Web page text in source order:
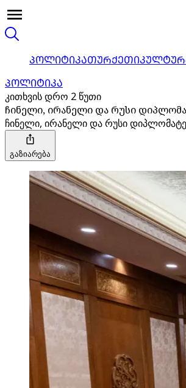
ᲞᲝᲚᲘᲢᲘᲙᲐᲗᲣᲠᲥᲔᲗᲘ
ᲞᲝᲚᲘᲢᲘᲙᲐ
კითხვის დრო 2 წუთი
ჩინელი, ირანელი და რუსი
ჩინელი, ირანელი და რუსი
გაზიარება